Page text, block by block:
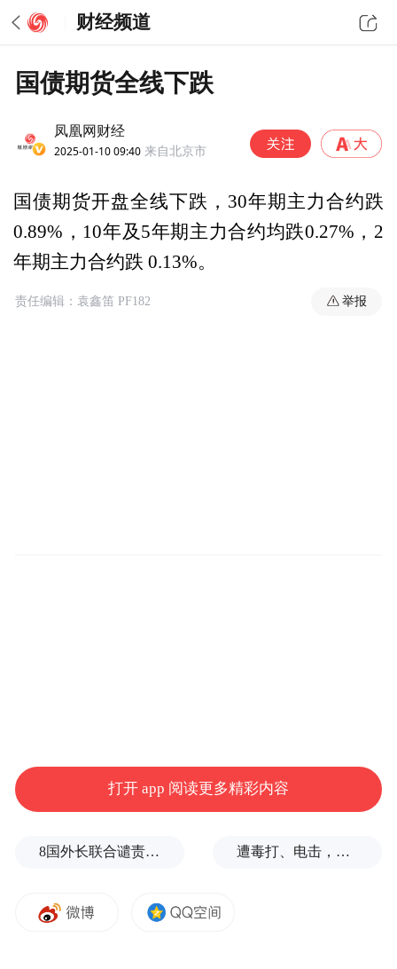
财经频道
国债期货全线下跌
凤凰网财经
2025-01-10 09:40 来自北京市
国债期货开盘全线下跌，30年期主力合约跌
0.89%，10年及5年期主力合约均跌0.27%，2
年期主力合约跌 0.13%。
责任编辑：袁鑫笛 PF182 举报
打开 app 阅读更多精彩内容
8国外长联合谴责以色列侵犯加沙 遭毒打、电击，逃生男子亲述被卖诈骗园区遭遇